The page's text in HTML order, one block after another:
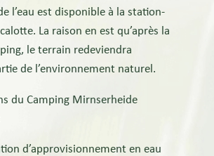
l’eau est disponible à la station-
La raison en est qu’après la
le terrain redeviendra
de l’environnement naturel.
du Camping Mirnserheide
d’approvisionnement en eau